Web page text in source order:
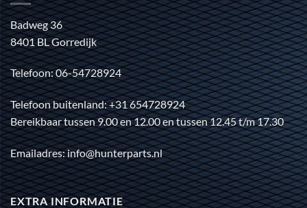
Badweg 36
8401 BL Gorredijk
Telefoon: 06-54728924
Telefoon buitenland: +31 654728924
Bereikbaar tussen 9.00 en 12.00 en tussen 12.45 t/m 17.30
Emailadres: info@hunterparts.nl
EXTRA INFORMATIE